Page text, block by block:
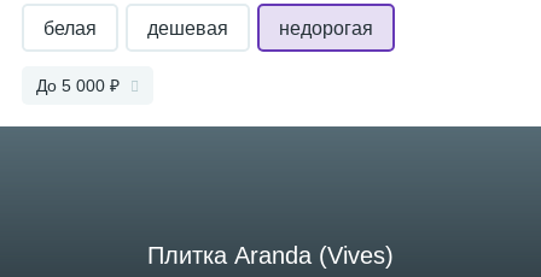
белая дешевая недорогая
глянцевая
До 5 000 ₽
Плитка Aranda (Vives)